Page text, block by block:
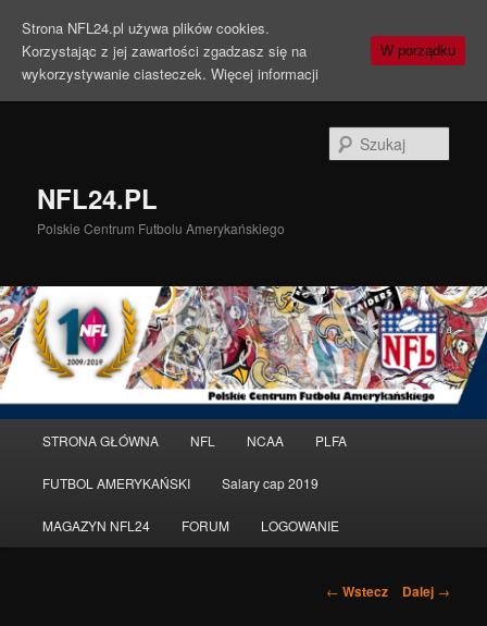
NFL24.PL
Polskie Centrum Futbolu Amerykańskiego
główne
Przeskocz
do
tekstu
STRONA GŁÓWNA NFL NCAA PLFA
FUTBOL AMERYKAŃSKI Salary cap 2019
MAGAZYN NFL24 FORUM LOGOWANIE
Nawigacja
← Wstecz Dalej →
Strona NFL24.pl używa plików cookies.
Korzystając z jej zawartości zgadzasz się na
wykorzystywanie ciasteczek. Więcej informacji
W porządku